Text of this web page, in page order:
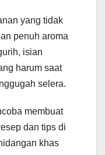
yang tidak
penuh aroma
isian
harum saat
selera.
membuat
dan tips di
khas